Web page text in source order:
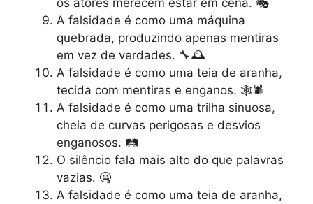
A falsidade é como uma máquina
quebrada, produzindo apenas mentiras
em vez de verdades. 🔧🕰️
A falsidade é como uma teia de aranha,
tecida com mentiras e enganos. 🕸️🕷️
A falsidade é como uma trilha sinuosa,
cheia de curvas perigosas e desvios
enganosos. 🛤️
O silêncio fala mais alto do que palavras
vazias. 🤐
A falsidade é como uma teia de aranha,